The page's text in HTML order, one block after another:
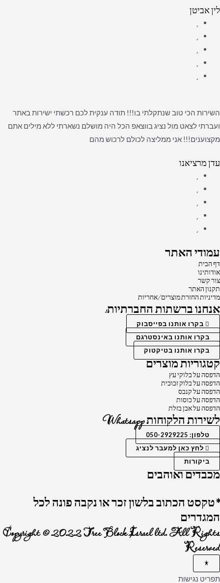
לין אביטן
השירות הכי טוב שנתקלתי בו!!! תודה ענקית לכם רכשתי ישירות באתר
ועברתי לצאט מול נציג בווצאפ הכל היה מושלם נשארתי ללא מילים אתם
מקצוענים!!! אני ממליצה לכולם לרכוש מהם
עדן מרציאנו
עמודי האתר
דף הבית
אודותינו
צור קשר
תקנון האתר
מדיניות החזרת מוצרים/אחריות
אנחנו ברשתות החברתיות:
בקרו אותנו בפייסבוק
בקרו אותנו באינסטרגם
בקרו אותנו בטיקטוק
קטגוריות מוצרים
הדפסה על בלוקי עץ
הדפסה על בלוק זכוכית
הדפסה על קנבס
הדפסה על כוסות
הדפסה על אבן בזלת
לשירות הלקוחות Whatsapp
טלפון: 050-2929225
לחץ כאן למעבר לנציג
ביקורות
מכבדים ואוהבים
*טקסט הכתוב בלשון זכר או נקבה פונה לכל
המגדרים
Copyright © 2022 Tree Block Israel ltd. All Rights
Reserved
תפריט נגישות